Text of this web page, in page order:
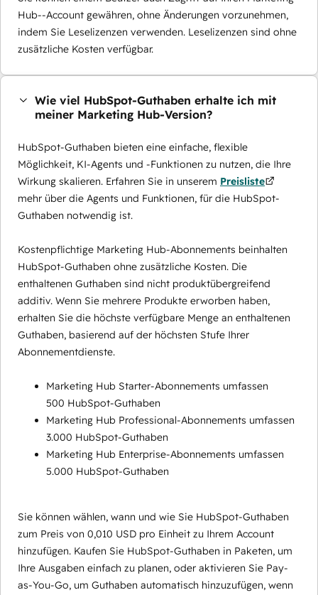
Hub--Account gewähren, ohne Änderungen vorzunehmen,
indem Sie Leselizenzen verwenden. Leselizenzen sind ohne
zusätzliche Kosten verfügbar.
Wie viel HubSpot-Guthaben erhalte ich mit
meiner Marketing Hub-Version?
HubSpot-Guthaben bieten eine einfache, flexible
Möglichkeit, KI-Agents und -Funktionen zu nutzen, die Ihre
Wirkung skalieren. Erfahren Sie in unserem Preisliste
mehr über die Agents und Funktionen, für die HubSpot-
Guthaben notwendig ist.
Kostenpflichtige Marketing Hub-Abonnements beinhalten
HubSpot-Guthaben ohne zusätzliche Kosten. Die
enthaltenen Guthaben sind nicht produktübergreifend
additiv. Wenn Sie mehrere Produkte erworben haben,
erhalten Sie die höchste verfügbare Menge an enthaltenen
Guthaben, basierend auf der höchsten Stufe Ihrer
Abonnementdienste.
Marketing Hub Starter-Abonnements umfassen
500 HubSpot-Guthaben
Marketing Hub Professional-Abonnements umfassen
3.000 HubSpot-Guthaben
Marketing Hub Enterprise-Abonnements umfassen
5.000 HubSpot-Guthaben
Sie können wählen, wann und wie Sie HubSpot-Guthaben
zum Preis von 0,010 USD pro Einheit zu Ihrem Account
hinzufügen. Kaufen Sie HubSpot-Guthaben in Paketen, um
Ihre Ausgaben einfach zu planen, oder aktivieren Sie Pay-
as-You-Go, um Guthaben automatisch hinzuzufügen, wenn